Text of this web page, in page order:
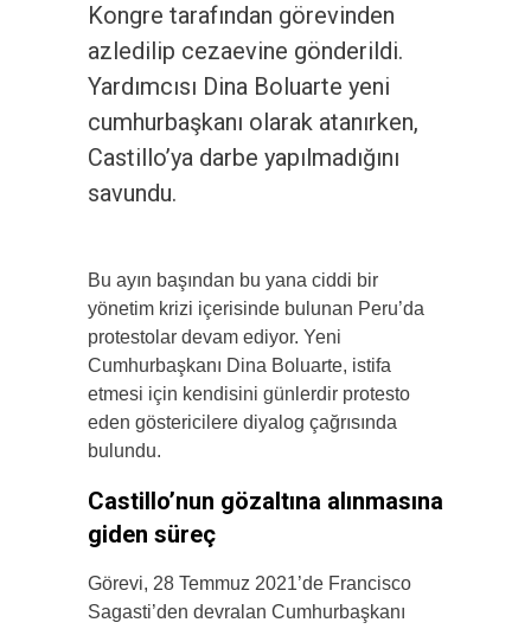
Kongre tarafından görevinden
azledilip cezaevine gönderildi.
Yardımcısı Dina Boluarte yeni
cumhurbaşkanı olarak atanırken,
Castillo’ya darbe yapılmadığını
savundu.
Bu ayın başından bu yana ciddi bir
yönetim krizi içerisinde bulunan Peru’da
protestolar devam ediyor. Yeni
Cumhurbaşkanı Dina Boluarte, istifa
etmesi için kendisini günlerdir protesto
eden göstericilere diyalog çağrısında
bulundu.
Castillo’nun gözaltına alınmasına
giden süreç
Görevi, 28 Temmuz 2021’de Francisco
Sagasti’den devralan Cumhurbaşkanı